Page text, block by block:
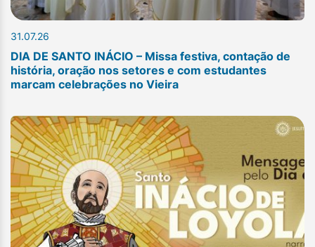
31.07.26
DIA DE SANTO INÁCIO – Missa festiva, contação de
história, oração nos setores e com estudantes
marcam celebrações no Vieira